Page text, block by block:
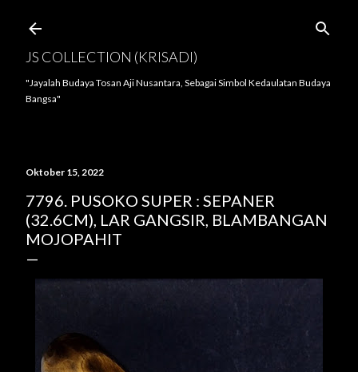
JS COLLECTION (KRISADI)
"Jayalah Budaya Tosan Aji Nusantara, Sebagai Simbol Kedaulatan Budaya
Bangsa"
Oktober 15, 2022
7796. PUSOKO SUPER : SEPANER
(32.6CM), LAR GANGSIR, BLAMBANGAN
MOJOPAHIT